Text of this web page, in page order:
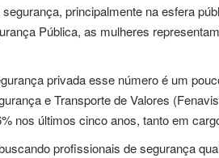
principalmente na esfera
Pública, as mulheres
privada esse número é um
e Transporte de Valores
nos últimos cinco anos, tanto em
profissionais de segurança